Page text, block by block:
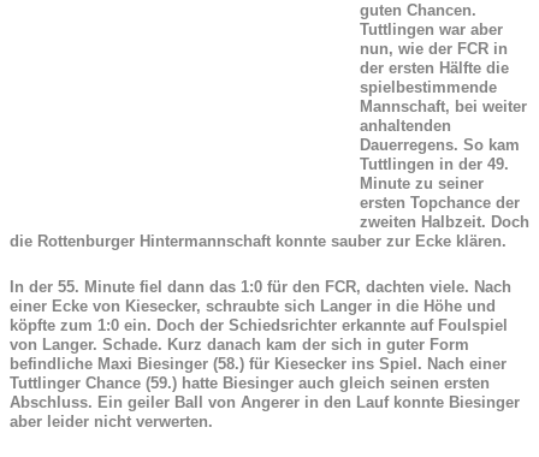
guten Chancen.
Tuttlingen war aber
nun, wie der FCR in
der ersten Hälfte die
spielbestimmende
Mannschaft, bei weiter
anhaltenden
Dauerregens. So kam
Tuttlingen in der 49.
Minute zu seiner
ersten Topchance der
zweiten Halbzeit. Doch
die Rottenburger Hintermannschaft konnte sauber zur Ecke klären.
In der 55. Minute fiel dann das 1:0 für den FCR, dachten viele. Nach
einer Ecke von Kiesecker, schraubte sich Langer in die Höhe und
köpfte zum 1:0 ein. Doch der Schiedsrichter erkannte auf Foulspiel
von Langer. Schade. Kurz danach kam der sich in guter Form
befindliche Maxi Biesinger (58.) für Kiesecker ins Spiel. Nach einer
Tuttlinger Chance (59.) hatte Biesinger auch gleich seinen ersten
Abschluss. Ein geiler Ball von Angerer in den Lauf konnte Biesinger
aber leider nicht verwerten.